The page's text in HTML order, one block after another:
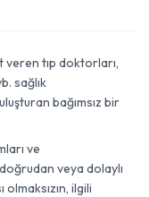
tıp doktorları,
sağlık
bağımsız bir
ve
veya dolaylı
ilgili